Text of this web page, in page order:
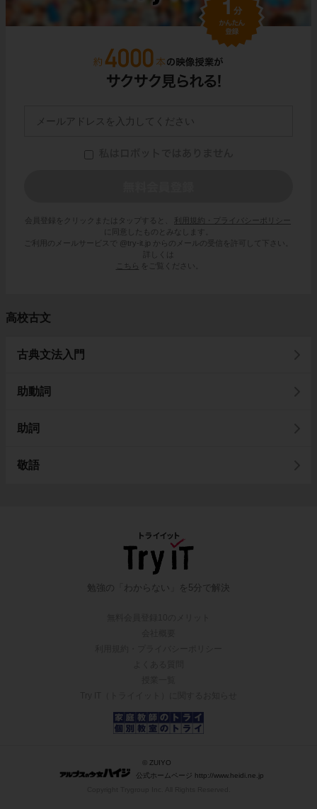
会員登録をクリックまたはタップすると、
利用規約・プライバシーポリシー
に同意したものとみなします。
ご利用のメールサービスで @try-it.jp からのメールの受信を許可して下さい。
詳しくは
こちら
をご覧ください。
高校古文
古典文法入門
助動詞
助詞
敬語
勉強の「わからない」を5分で解決
© ZUIYO
公式ホームページ http://www.heidi.ne.jp